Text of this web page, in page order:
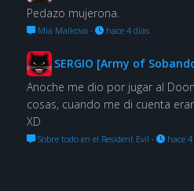
Pedazo mujerona.
Mia Malkova · hace 4 días
SERGIO [Army of
Anoche me dio por jugar al
cosas, cuando me di cuenta
XD
Sobre todo en el Resident Evil · hace 4